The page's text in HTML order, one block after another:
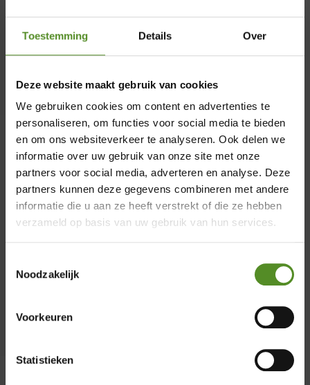
Toestemming Details Over
Deze website maakt gebruik van cookies
We gebruiken cookies om content en advertenties te
personaliseren, om functies voor social media te bieden
en om ons websiteverkeer te analyseren. Ook delen we
informatie over uw gebruik van onze site met onze
partners voor social media, adverteren en analyse. Deze
partners kunnen deze gegevens combineren met andere
informatie die u aan ze heeft verstrekt of die ze hebben
verzameld op basis van uw gebruik van hun services.
Noodzakelijk
Voorkeuren
Statistieken
toonaangevende aanbieder van
slaapcomfort. Een hoogtepunt in onze
geschiedenis is de ontwikkeling van het
ErkendMatras®, ons kroonjuweel, dat door
de jaren heen talloze innovaties en
verbeteringen heeft ondergaan en nu een
ongeëvenaarde perfectie heeft bereikt. Als
trotse officiële partner van ErkendMatras
uitmuntende klantenservice en
Showroom Breda
Vrijdag 12:00 – 17:00
Zondag 12:00 – 17:00
×